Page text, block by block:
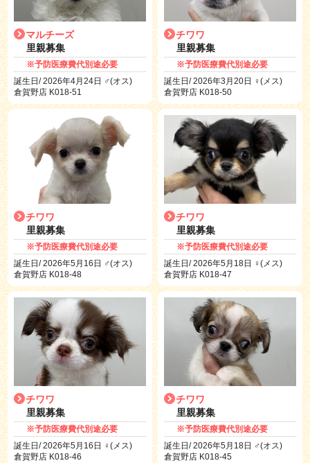
マルチーズ
里親募集
※予防医療費代別途必要
誕生日/ 2026年4月24日 ♂(オス)
倉賀野店 K018-51
チワワ
里親募集
※予防医療費代別途必要
誕生日/ 2026年3月20日 ♀(メス)
倉賀野店 K018-50
チワワ
里親募集
※予防医療費代別途必要
誕生日/ 2026年5月16日 ♂(オス)
倉賀野店 K018-48
チワワ
里親募集
※予防医療費代別途必要
誕生日/ 2026年5月18日 ♀(メス)
倉賀野店 K018-47
チワワ
里親募集
※予防医療費代別途必要
誕生日/ 2026年5月16日 ♀(メス)
倉賀野店 K018-46
チワワ
里親募集
※予防医療費代別途必要
誕生日/ 2026年5月18日 ♂(オス)
倉賀野店 K018-45